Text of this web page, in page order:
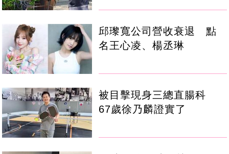
邱瓈寬公司營收衰退 點
名王心凌、楊丞琳
被目擊現身三總直腸科
67歲徐乃麟證實了